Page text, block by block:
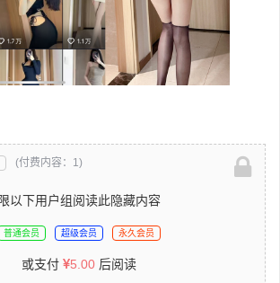
(付费内容：1)
限以下用户组阅读此隐藏内容
普通会员 超级会员 永久会员
或支付 5.00 后阅读